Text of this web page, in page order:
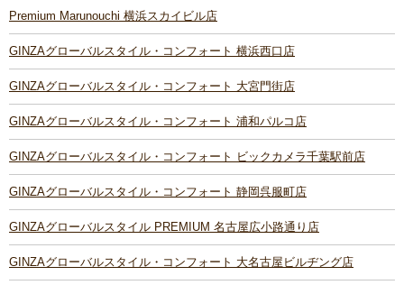
Premium Marunouchi 横浜スカイビル店
GINZAグローバルスタイル・コンフォート 横浜西口店
GINZAグローバルスタイル・コンフォート 大宮門街店
GINZAグローバルスタイル・コンフォート 浦和パルコ店
GINZAグローバルスタイル・コンフォート ビックカメラ千葉駅前店
GINZAグローバルスタイル・コンフォート 静岡呉服町店
GINZAグローバルスタイル PREMIUM 名古屋広小路通り店
GINZAグローバルスタイル・コンフォート 大名古屋ビルヂング店